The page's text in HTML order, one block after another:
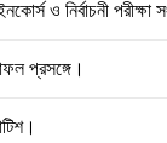
ও নির্বাচনী
প্রসঙ্গে।